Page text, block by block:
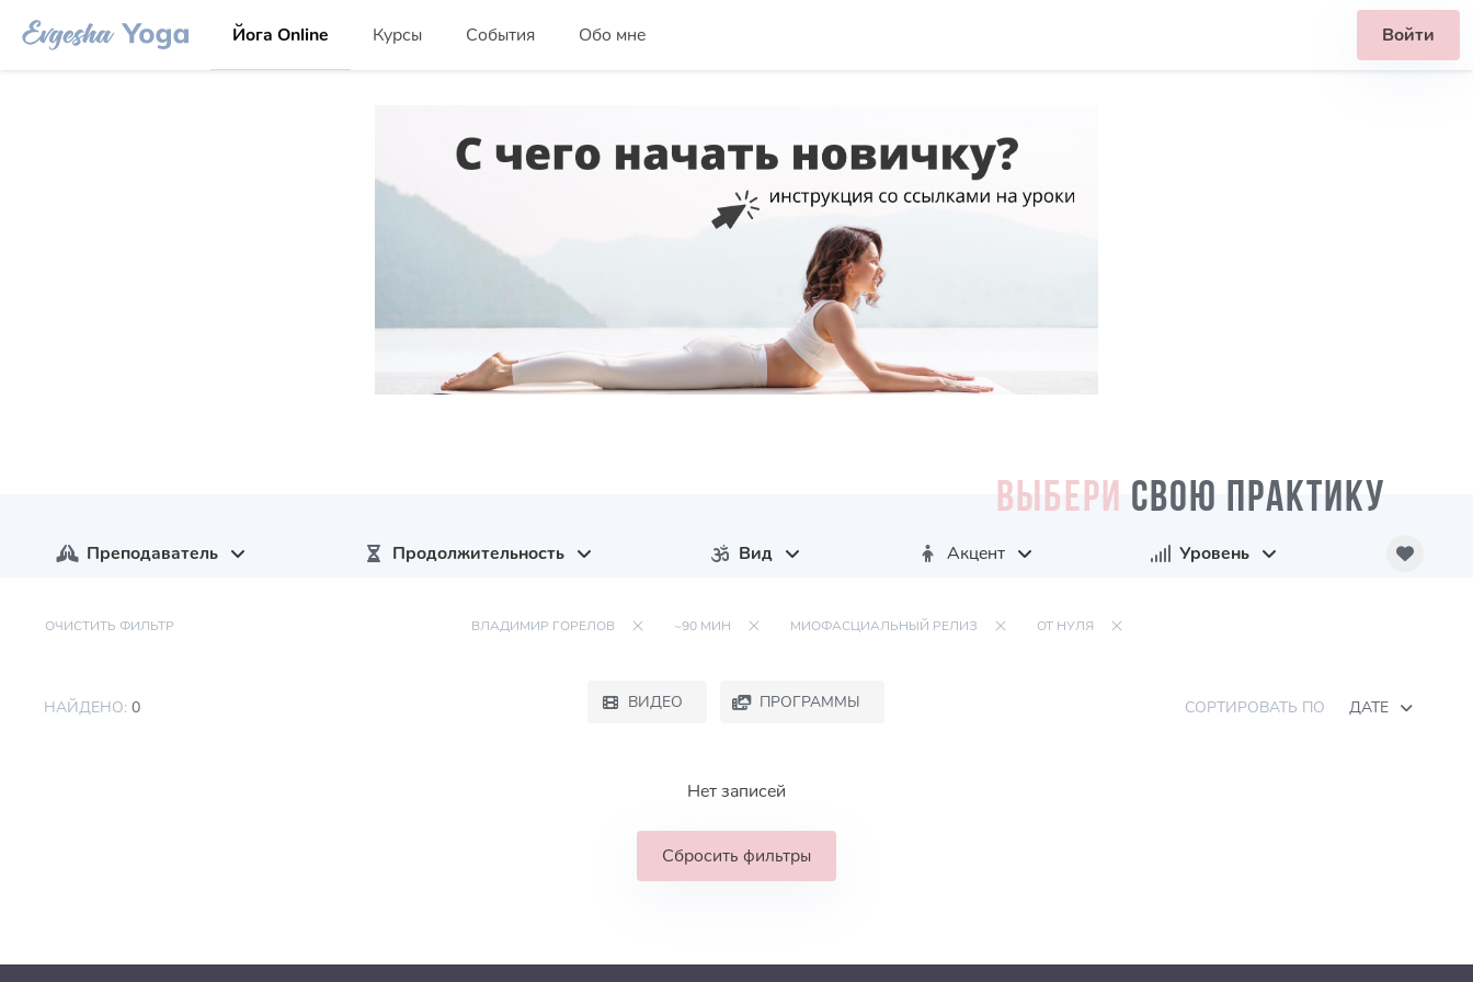
Йога Online Курсы События Обо мне Войти
ВЫБЕРИ СВОЮ ПРАКТИКУ
Преподаватель Продолжительность Вид Акцент Уровень
ОЧИСТИТЬ ФИЛЬТР ВЛАДИМИР ГОРЕЛОВ ~90 МИН МИОФАСЦИАЛЬНЫЙ РЕЛИЗ ОТ НУЛЯ
НАЙДЕНО: 0 ВИДЕО ПРОГРАММЫ СОРТИРОВАТЬ ПО ДАТЕ
Нет записей
Сбросить фильтры